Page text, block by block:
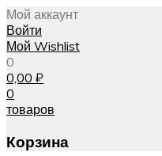
Мой аккаунт
Войти
Мой Wishlist
0
0,00 ₽
0
товаров
Корзина